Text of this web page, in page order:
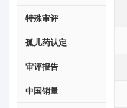
特殊审评
孤儿药认定
审评报告
中国销量